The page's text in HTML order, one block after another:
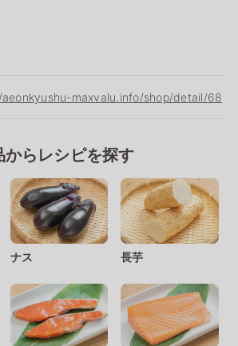
maxvalu.info/shop/detail/68
からレシピを探す
ナス 長芋